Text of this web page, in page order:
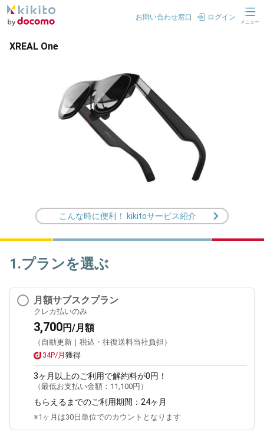
お問い合わせ窓口 ログイン
メニュー
XREAL One
こんな時に便利！ kikitoサービス紹介
1.プランを選ぶ
月額サブスクプラン
クレカ払いのみ
3,700円/月額
（自動更新｜税込・往復送料当社負担）
34P/月 獲得
3ヶ月 以上のご利用で解約料が0円！
（最低お支払い金額： 11,100円 ）
もらえるまでのご利用期間： 24ヶ月
※1ヶ月は30日単位でのカウントとなります